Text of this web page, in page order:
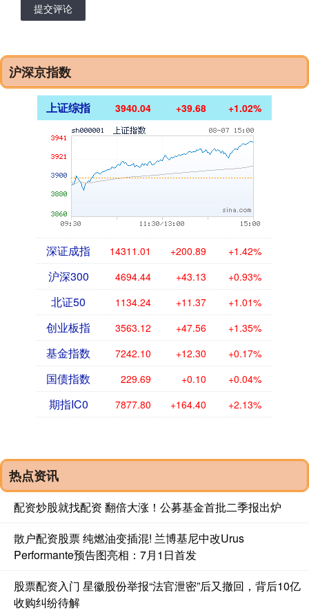
提交评论
沪深京指数
上证综指 3940.04 +39.68 +1.02%
深证成指 14311.01 +200.89 +1.42%
沪深300 4694.44 +43.13 +0.93%
北证50 1134.24 +11.37 +1.01%
创业板指 3563.12 +47.56 +1.35%
基金指数 7242.10 +12.30 +0.17%
国债指数 229.69 +0.10 +0.04%
期指IC0 7877.80 +164.40 +2.13%
热点资讯
配资炒股就找配资 翻倍大涨！公募基金首批二季报出炉
散户配资股票 纯燃油变插混! 兰博基尼中改Urus
Performante预告图亮相：7月1日首发
股票配资入门 星徽股份举报“法官泄密”后又撤回，背后10亿
收购纠纷待解